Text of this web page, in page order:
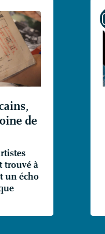
de
trouvé à
un écho